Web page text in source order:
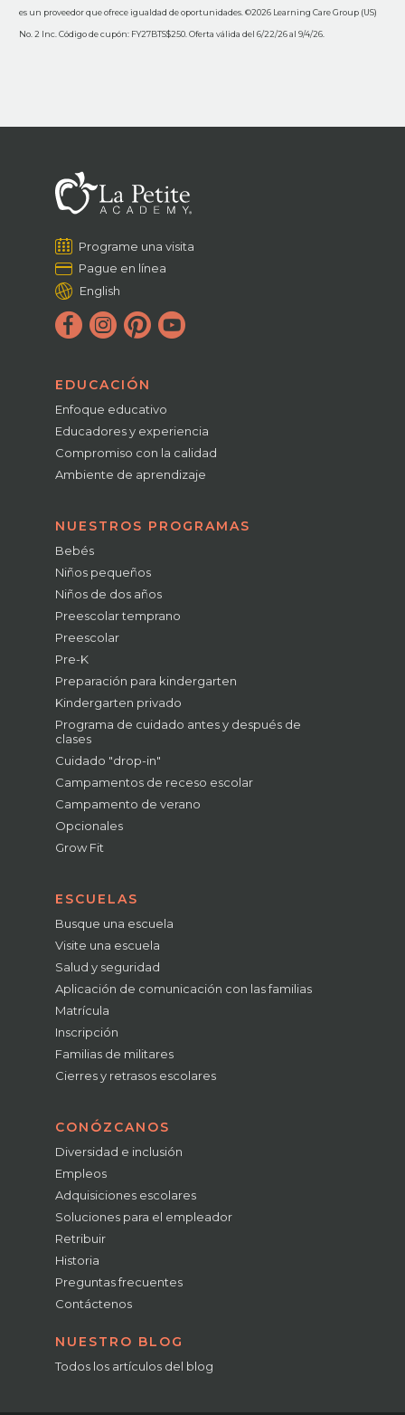
es un proveedor que ofrece igualdad de oportunidades. ©2026 Learning Care Group (US)
No. 2 Inc. Código de cupón: FY27BTS$250. Oferta válida del 6/22/26 al 9/4/26.
Programe una visita
Pague en línea
English
EDUCACIÓN
Enfoque educativo
Educadores y experiencia
Compromiso con la calidad
Ambiente de aprendizaje
NUESTROS PROGRAMAS
Bebés
Niños pequeños
Niños de dos años
Preescolar temprano
Preescolar
Pre-K
Preparación para kindergarten
Kindergarten privado
Programa de cuidado antes y después de
clases
Cuidado "drop-in"
Campamentos de receso escolar
Campamento de verano
Opcionales
Grow Fit
ESCUELAS
Busque una escuela
Visite una escuela
Salud y seguridad
Aplicación de comunicación con las familias
Matrícula
Inscripción
Familias de militares
Cierres y retrasos escolares
CONÓZCANOS
Diversidad e inclusión
Empleos
Adquisiciones escolares
Soluciones para el empleador
Retribuir
Historia
Preguntas frecuentes
Contáctenos
NUESTRO BLOG
Todos los artículos del blog